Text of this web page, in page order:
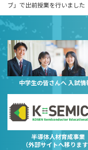
ブ」で出前授業を行いました
中学生の皆さんへ 入試情
半導体人材育成事業
（外部サイトへ移ります